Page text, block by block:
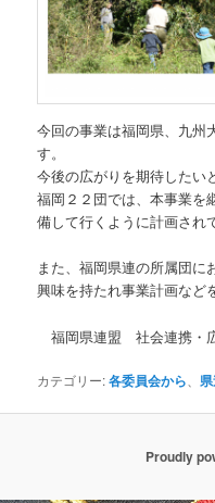
今回の事業は福岡県、九州
す。
今後の広がりを期待したい
福岡２２団では、本事業を
備して行くように計画され
また、福岡県連の所属団に
興味を持たれ事業計画など
福岡県連盟 社会連携・
カテゴリー:各委員会から
Proudly